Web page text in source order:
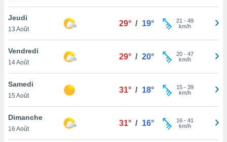
le
ainsi
un
la
du
en
Jeudi
13 Août
29° / 19° 21 - 49
km/h
Vendredi
14 Août
29° / 20° 20- 47
km/h
Samedi
15 Août
31° / 18° 15- 39
km/h
Dimanche
16 Août
31° / 16° 16- 41
km/h